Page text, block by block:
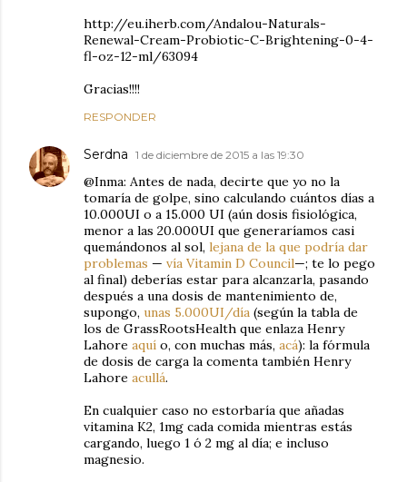
http://eu.iherb.com/Andalou-Naturals-
Renewal-Cream-Probiotic-C-Brightening-0-4-
fl-oz-12-ml/63094
Gracias!!!!
RESPONDER
Serdna 1 de diciembre de 2015 a las 19:30
@Inma: Antes de nada, decirte que yo no la
tomaría de golpe, sino calculando cuántos días a
10.000UI o a 15.000 UI (aún dosis fisiológica,
menor a las 20.000UI que generaríamos casi
quemándonos al sol, lejana de la que podría dar
problemas — vía Vitamin D Council—; te lo pego
al final) deberías estar para alcanzarla, pasando
después a una dosis de mantenimiento de,
supongo, unas 5.000UI/día (según la tabla de
los de GrassRootsHealth que enlaza Henry
Lahore aquí o, con muchas más, acá): la fórmula
de dosis de carga la comenta también Henry
Lahore acullá.
En cualquier caso no estorbaría que añadas
vitamina K2, 1mg cada comida mientras estás
cargando, luego 1 ó 2 mg al día; e incluso
magnesio.